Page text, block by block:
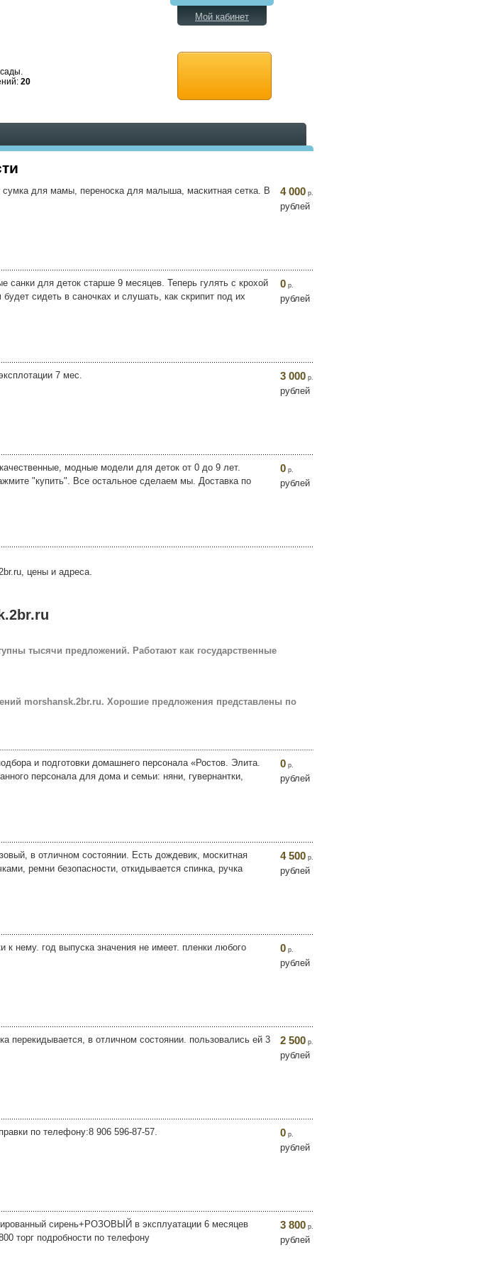
20
Мой кабинет
для мамы, переноска для малыша, маскитная сетка. В
4 000 р.
рублей
для деток старше 9 месяцев. Теперь гулять с крохой
сидеть в саночках и слушать, как скрипит под их
0 р.
рублей
7 мес. 3 000 р.
рублей
модные модели для деток от 0 до 9 лет.
"купить". Все остальное сделаем мы. Доставка по
0 р.
рублей
цены и адреса.
тысячи предложений. Работают как государственные
morshansk.2br.ru. Хорошие предложения представлены по
и подготовки домашнего персонала «Ростов. Элита.
персонала для дома и семьи: няни, гувернантки,
0 р.
рублей
в отличном состоянии. Есть дождевик, москитная
ремни безопасности, откидывается спинка, ручка
4 500 р.
рублей
нему. год выпуска значения не имеет. пленки любого
0 р.
рублей
перекидывается, в отличном состоянии. пользовались ей 3
2 500 р.
рублей
по телефону:8 906 596-87-57. 0 р.
рублей
сирень+РОЗОВЫЙ в эксплуатации 6 месяцев
торг подробности по телефону
3 800 р.
рублей